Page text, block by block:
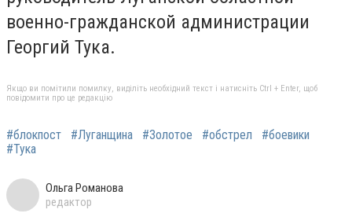
военно-гражданской администрации
Георгий Тука.
Якщо ви помітили помилку, виділіть необхідний текст і натисніть Ctrl + Enter, щоб
повідомити про це редакцію
#блокпост #Луганщина #Золотое #обстрел
#боевики
#Тука
Ольга Романова
редактор